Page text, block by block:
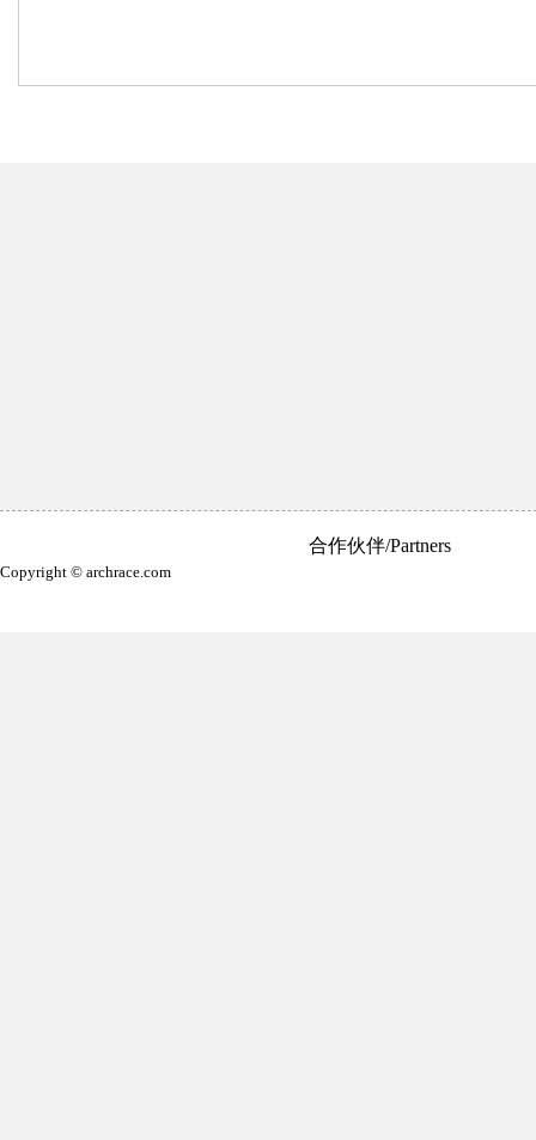
Copyright © archrace.com
合作伙伴/Partners